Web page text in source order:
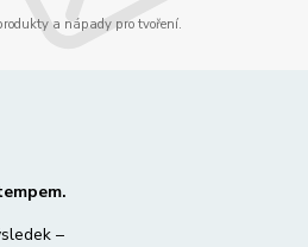
a nápady pro tvoření.
–